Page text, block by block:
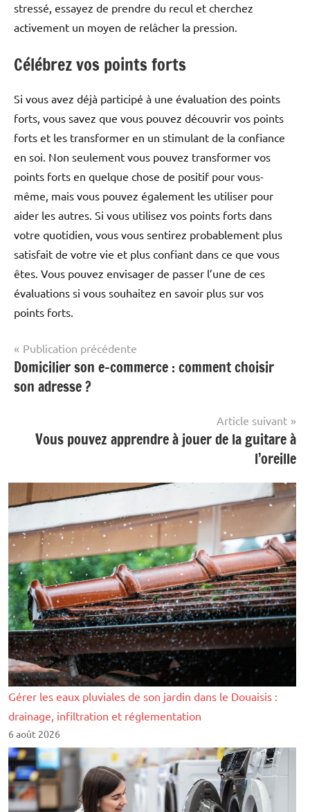
stressé, essayez de prendre du recul et cherchez
activement un moyen de relâcher la pression.
Célébrez vos points forts
Si vous avez déjà participé à une évaluation des points
forts, vous savez que vous pouvez découvrir vos points
forts et les transformer en un stimulant de la confiance
en soi. Non seulement vous pouvez transformer vos
points forts en quelque chose de positif pour vous-
même, mais vous pouvez également les utiliser pour
aider les autres. Si vous utilisez vos points forts dans
votre quotidien, vous vous sentirez probablement plus
satisfait de votre vie et plus confiant dans ce que vous
êtes. Vous pouvez envisager de passer l’une de ces
évaluations si vous souhaitez en savoir plus sur vos
points forts.
Non
classé
Navigation
de
l’article
Publication précédente
Domicilier son e-commerce : comment choisir
son adresse ?
Article suivant
Vous pouvez apprendre à jouer de la guitare à
l’oreille
Gérer les eaux pluviales de son jardin dans le Douaisis :
drainage, infiltration et réglementation
6 août 2026